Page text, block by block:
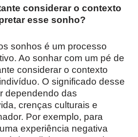
considerar o contexto
esse sonho?
sonhos é um processo
Ao sonhar com um pé de
considerar o contexto
O significado desse
dependendo das
crenças culturais e
Por exemplo, para
experiência negativa